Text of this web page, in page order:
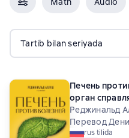
Tartib bilan seriyada
Печень
орган
сжигать
Реджинальд
Перевод
rus tilida